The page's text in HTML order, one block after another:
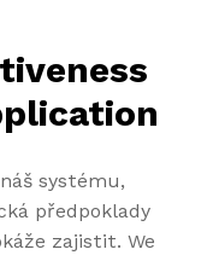
systému,
předpoklady
zajistit. We